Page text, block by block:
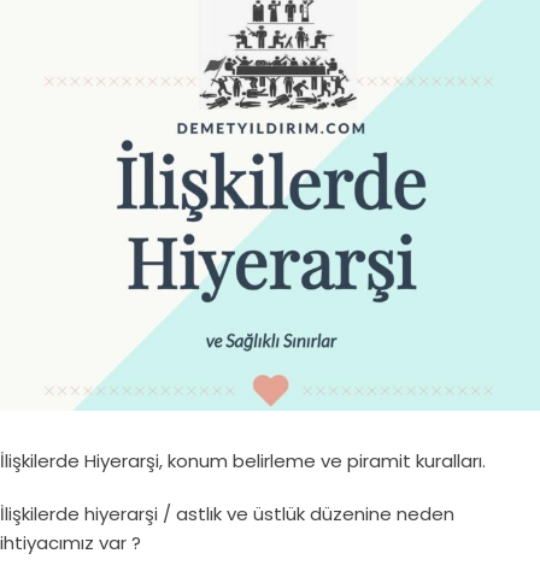
İlişkilerde Hiyerarşi, konum belirleme ve piramit kuralları.
İlişkilerde hiyerarşi / astlık ve üstlük düzenine neden
ihtiyacımız var ?